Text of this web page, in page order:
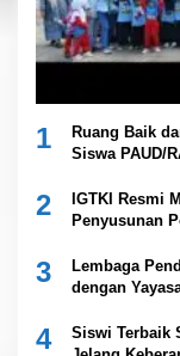
1
Ruang Baik
Siswa PAUD/
2
IGTKI Resmi
Penyusunan
3
Lembaga
dengan
4
Siswi Terbaik